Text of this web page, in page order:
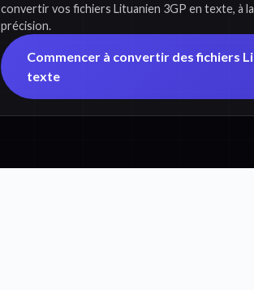
convertir vos fichiers Lituanien 3GP en texte, à
précision.
Commencer à convertir des fichiers
texte